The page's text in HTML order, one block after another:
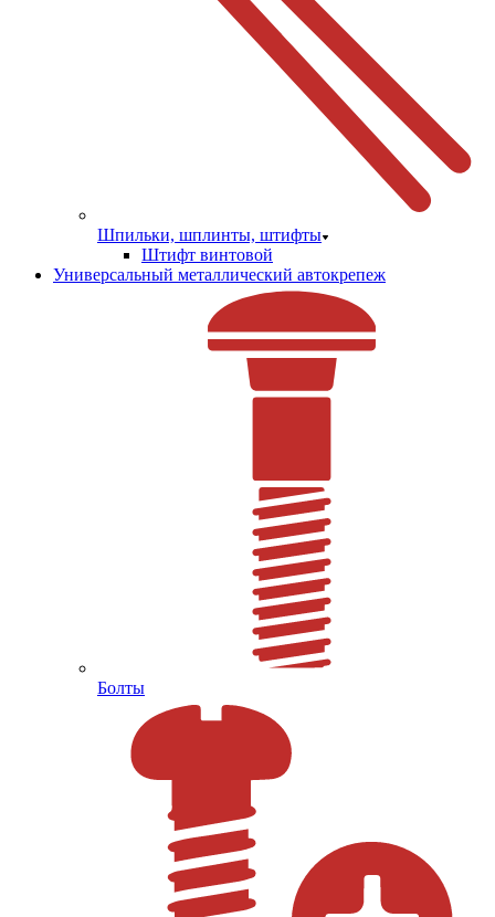
Шпильки, шплинты, штифты
Штифт винтовой
Универсальный металлический автокрепеж
Болты